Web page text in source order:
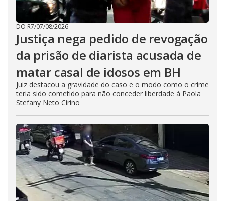
DO R7/07/08/2026
Justiça nega pedido de revogação
da prisão de diarista acusada de
matar casal de idosos em BH
Juiz destacou a gravidade do caso e o modo como o crime
teria sido cometido para não conceder liberdade à Paola
Stefany Neto Cirino